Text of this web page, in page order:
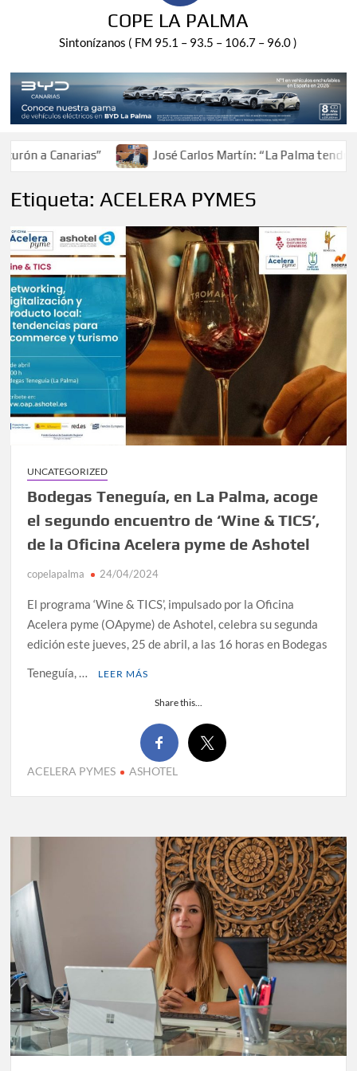
COPE LA PALMA
Sintonízanos ( FM 95.1 – 93.5 – 106.7 – 96.0 )
Canarias” José Carlos Martín: “La Palma tendrá
Etiqueta:ACELERA PYMES
UNCATEGORIZED
Bodegas Teneguía, en La Palma, acoge
el segundo encuentro de ‘Wine & TICS’,
de la Oficina Acelera pyme de Ashotel
copelapalma 24/04/2024
El programa ‘Wine & TICS’, impulsado por la Oficina
Acelera pyme (OApyme) de Ashotel, celebra su segunda
edición este jueves, 25 de abril, a las 16 horas en Bodegas
Teneguía, …
LEER MÁS
Share this...
ACELERA PYMES ASHOTEL